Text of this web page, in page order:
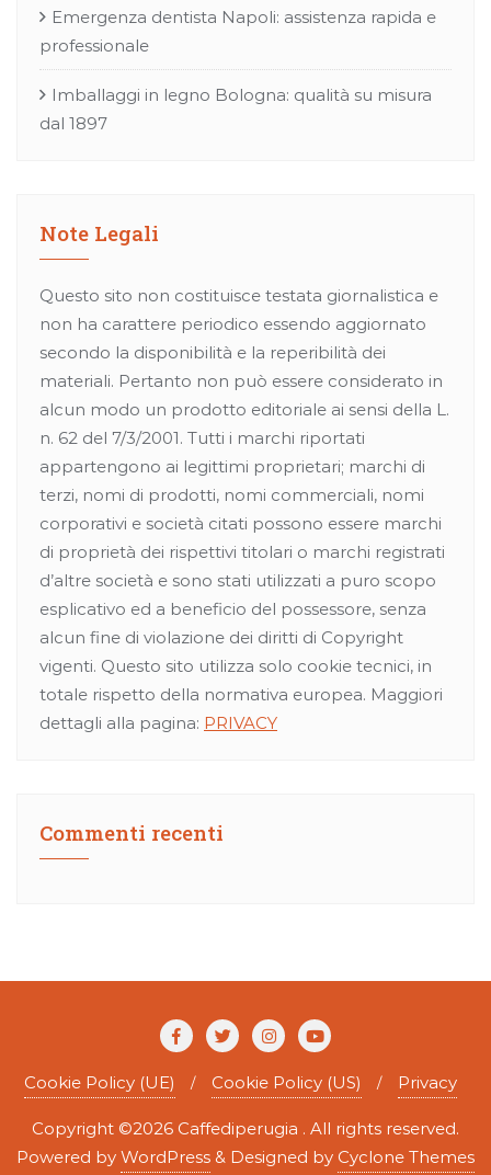
Emergenza dentista Napoli: assistenza rapida e
professionale
Imballaggi in legno Bologna: qualità su misura
dal 1897
Note Legali
Questo sito non costituisce testata giornalistica e
non ha carattere periodico essendo aggiornato
secondo la disponibilità e la reperibilità dei
materiali. Pertanto non può essere considerato in
alcun modo un prodotto editoriale ai sensi della L.
n. 62 del 7/3/2001. Tutti i marchi riportati
appartengono ai legittimi proprietari; marchi di
terzi, nomi di prodotti, nomi commerciali, nomi
corporativi e società citati possono essere marchi
di proprietà dei rispettivi titolari o marchi registrati
d’altre società e sono stati utilizzati a puro scopo
esplicativo ed a beneficio del possessore, senza
alcun fine di violazione dei diritti di Copyright
vigenti. Questo sito utilizza solo cookie tecnici, in
totale rispetto della normativa europea. Maggiori
dettagli alla pagina: PRIVACY
Commenti recenti
Cookie Policy (UE) Cookie Policy (US) Privacy
Copyright ©2026 Caffediperugia . All rights reserved.
Powered by WordPress & Designed by Cyclone Themes